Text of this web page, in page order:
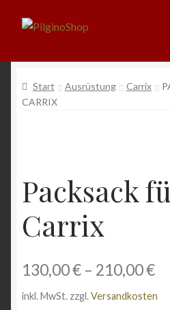
Zur
springen
Zum
springen
Ausrüstung
Schmuck
Start Ausrüstung Carrix
CARRIX
Packsack
Carrix
130,00€ – 210,00€
inkl. MwSt. zzgl.Versandkosten